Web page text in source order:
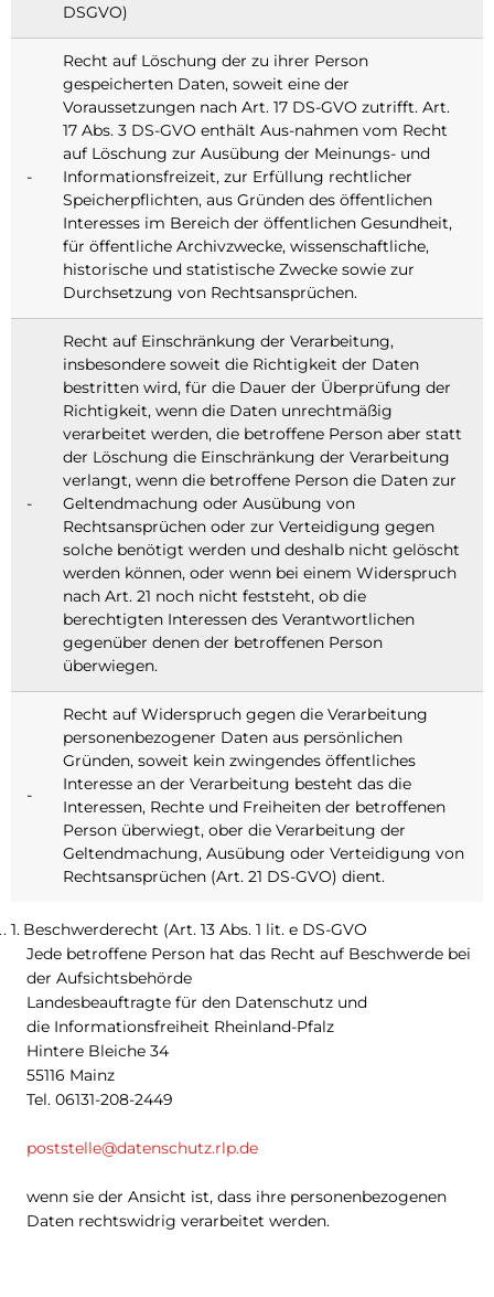
DSGVO)
-
Recht auf Löschung der zu ihrer Person
gespeicherten Daten, soweit eine der
Voraussetzungen nach Art. 17 DS-GVO zutrifft. Art.
17 Abs. 3 DS-GVO enthält Aus-nahmen vom Recht
auf Löschung zur Ausübung der Meinungs- und
Informationsfreizeit, zur Erfüllung rechtlicher
Speicherpflichten, aus Gründen des öffentlichen
Interesses im Bereich der öffentlichen Gesundheit,
für öffentliche Archivzwecke, wissenschaftliche,
historische und statistische Zwecke sowie zur
Durchsetzung von Rechtsansprüchen.
-
Recht auf Einschränkung der Verarbeitung,
insbesondere soweit die Richtigkeit der Daten
bestritten wird, für die Dauer der Überprüfung der
Richtigkeit, wenn die Daten unrechtmäßig
verarbeitet werden, die betroffene Person aber statt
der Löschung die Einschränkung der Verarbeitung
verlangt, wenn die betroffene Person die Daten zur
Geltendmachung oder Ausübung von
Rechtsansprüchen oder zur Verteidigung gegen
solche benötigt werden und deshalb nicht gelöscht
werden können, oder wenn bei einem Widerspruch
nach Art. 21 noch nicht feststeht, ob die
berechtigten Interessen des Verantwortlichen
gegenüber denen der betroffenen Person
überwiegen.
-
Recht auf Widerspruch gegen die Verarbeitung
personenbezogener Daten aus persönlichen
Gründen, soweit kein zwingendes öffentliches
Interesse an der Verarbeitung besteht das die
Interessen, Rechte und Freiheiten der betroffenen
Person überwiegt, ober die Verarbeitung der
Geltendmachung, Ausübung oder Verteidigung von
Rechtsansprüchen (Art. 21 DS-GVO) dient.
Beschwerderecht (Art. 13 Abs. 1 lit. e DS-GVO
Jede betroffene Person hat das Recht auf Beschwerde bei
der Aufsichtsbehörde
Landesbeauftragte für den Datenschutz und
die Informationsfreiheit Rheinland-Pfalz
Hintere Bleiche 34
55116 Mainz
Tel. 06131-208-2449
poststelle@datenschutz.rlp.de
wenn sie der Ansicht ist, dass ihre personenbezogenen
Daten rechtswidrig verarbeitet werden.